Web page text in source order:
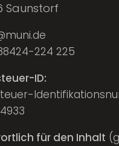
Saunstorf
224 225
ID:
für den Inhalt